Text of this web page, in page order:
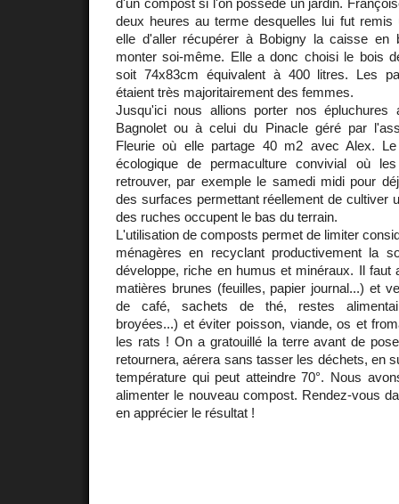
deux heures au terme desquelles lui fut remis
elle d'aller récupérer à Bobigny la caisse en
monter soi-même. Elle a donc choisi le bois
soit 74x83cm équivalent à 400 litres. Les
étaient très majoritairement des femmes.
Jusqu'ici nous allions porter nos épluchures
Bagnolet ou à celui du Pinacle géré par
Fleurie où elle partage 40 m2 avec Alex.
écologique de permaculture convivial où
retrouver, par exemple le samedi midi pour
des surfaces permettant réellement de cultiver
des ruches occupent le bas du terrain.
L'utilisation de composts permet de limiter
ménagères en recyclant productivement la
développe, riche en humus et minéraux. Il faut
matières brunes (feuilles, papier journal...) et
de café, sachets de thé, restes
broyées...) et éviter poisson, viande, os et
les rats ! On a gratouillé la terre avant de
retournera, aérera sans tasser les déchets, en
température qui peut atteindre 70°. Nous
alimenter le nouveau compost. Rendez-vous
en apprécier le résultat !